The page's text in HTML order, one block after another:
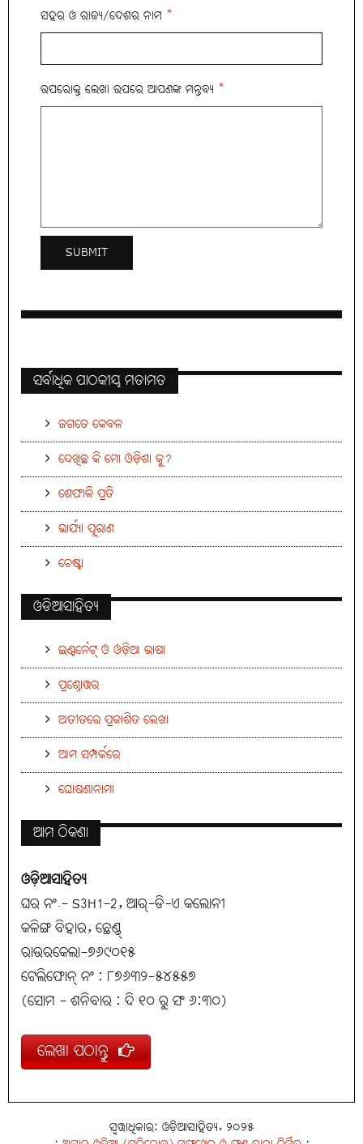
ସହର ଓ ରାଜ୍ୟ/ଦେଶର ନାମ *
ଉପରୋକ୍ତ ଲେଖା ଉପରେ ଆପଣଙ୍କ ମନ୍ତବ୍ୟ *
ସର୍ବାଧିକ ପାଠକୀୟ ମତାମତ
ଜଗତେ କେବଳ
ଦେଖିଛ କି ମୋ ଓଡ଼ିଶା କୁ?
ଶେଫାଳି ପ୍ରତି
ଭାର୍ଯ୍ୟା ପୂରାଣ
ଚେଷ୍ଟା
ଓଡିଆସାହିତ୍ୟ
ଇଣ୍ଟର୍ନେଟ୍ ଓ ଓଡ଼ିଆ ଭାଷା
ପ୍ରଶ୍ନୋତ୍ତର
ଅତୀତରେ ପ୍ରକାଶିତ ଲେଖା
ଆମ ସମ୍ପର୍କରେ
ଘୋଷଣାନାମା
ଆମ ଠିକଣା
ଓଡ଼ିଆସାହିତ୍ୟ
ଘର ନଂ.- S3H1-2, ଆର୍-ଡି-ଏ କଲୋନୀ
କଳିଙ୍ଗ ବିହାର, ଛେଣ୍ଡ୍
ରାଉରକେଲା-୭୬୯୦୧୫
ଟେଲିଫୋନ୍ ନଂ : ୮୭୬୩୨-୫୪୫୫୭
(ସୋମ - ଶନିବାର : ଦି ୧୦ ରୁ ସଂ ୬:୩୦)
ଲେଖା ପଠାନ୍ତୁ
ସ୍ୱତ୍ତାଧିକାର: ଓଡ଼ିଆସାହିତ୍ୟ, ୨୦୨୫